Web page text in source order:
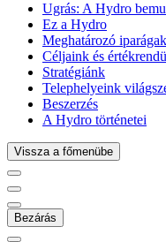
Ugrás: A Hydro
Ez a Hydro
Meghatározó iparágak
Céljaink és
Stratégiánk
Telephelyeink
Beszerzés
A Hydro történetei
Vissza a főmenübe
Bezárás